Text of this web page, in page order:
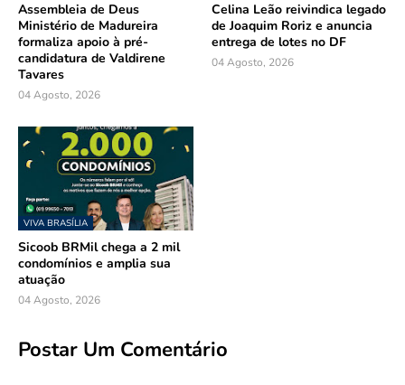
Assembleia de Deus
Ministério de Madureira
formaliza apoio à pré-
candidatura de Valdirene
Tavares
04 Agosto, 2026
Celina Leão reivindica legado
de Joaquim Roriz e anuncia
entrega de lotes no DF
04 Agosto, 2026
VIVA BRASÍLIA
Sicoob BRMil chega a 2 mil
condomínios e amplia sua
atuação
04 Agosto, 2026
Postar Um Comentário